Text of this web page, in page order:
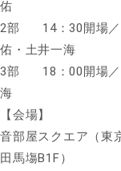
佑
2部 14：30開場／
佑・土井一海
3部 18：00開場／
海
【会場】
音部屋スクエア（東
田馬塲B1F）